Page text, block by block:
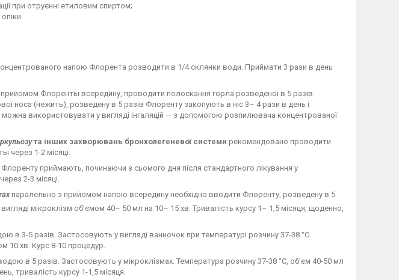
при отруєнні етиловим спиртом;
напою Флорента розводити в 1/4 склянки води. Приймати 3 рази в день
Флоренты всередину, проводити полоскання горла розведеної в 5 разів
носа (нежить), розведену в 5 разів Флоренту закопують в ніс 3– 4 рази в день і
використовувати у вигляді інгаляцій — з допомогою розпилювача концентрованої
та інших захворювань бронхолегеневої системи рекомендовано проводити
через 1-2 місяці.
Флоренту приймають, починаючи з сьомого дня після стандартного лікування у
2-3 місяці.
паралельно з прийомом напою всередину необхідно вводити Флоренту, розведену в 5
вигляді мікроклізм об'ємом 40– 50 мл на 10– 15 хв. Тривалість курсу 1– 1,5 місяця, щоденно,
в 3-5 разів. Застосовують у вигляді ванночок при температурі розчину 37-38 °С.
10 хв. Курс 8-10 процедур.
в 5 разів. Застосовують у мікроклізмах. Температура розчину 37-38 °С, об'єм 40-50 мл
тривалість курсу 1-1,5 місяця.